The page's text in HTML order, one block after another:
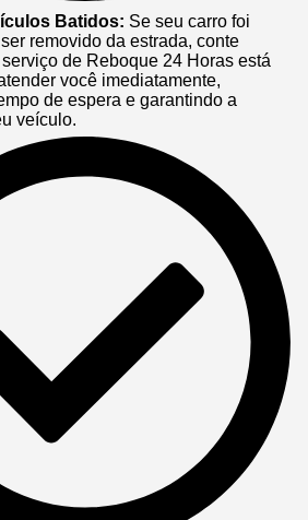
Batidos: Se seu carro foi
removido da estrada, conte
de Reboque 24 Horas está
você imediatamente,
de espera e garantindo a
veículo.